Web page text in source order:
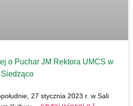
o Puchar JM Rektora UMCS w
Siedząco
27 stycznia 2023 r. w Sali